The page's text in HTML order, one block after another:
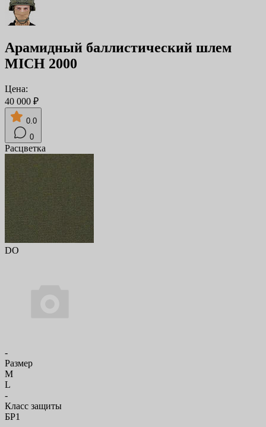
Арамидный баллистический шлем
MICH 2000
Цена:
40 000 ₽
0.0
0
Расцветка
DO
-
Размер
M
L
-
Класс защиты
БР1